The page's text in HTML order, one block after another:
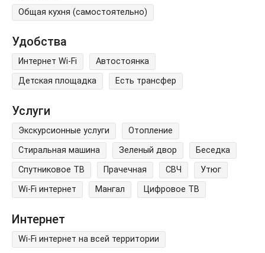
Общая кухня (самостоятельно)
Удобства
Интернет Wi-Fi
Автостоянка
Детская площадка
Есть трансфер
Услуги
Экскурсионные услуги
Отопление
Стиральная машина
Зеленый двор
Беседка
Спутниковое ТВ
Прачечная СВЧ
Утюг
Wi-Fi интернет
Мангал Цифровое ТВ
Интернет
Wi-Fi интернет на всей территории